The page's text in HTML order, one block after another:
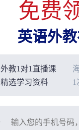
免费
英语外
外教1对1直播课
精选学习资料 1